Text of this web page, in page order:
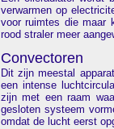
verwarmen op
voor ruimtes die maar
rood straler meer
Convectoren
Dit zijn meestal
een intense
zijn met een raam
gesloten systeem
omdat de lucht eerst